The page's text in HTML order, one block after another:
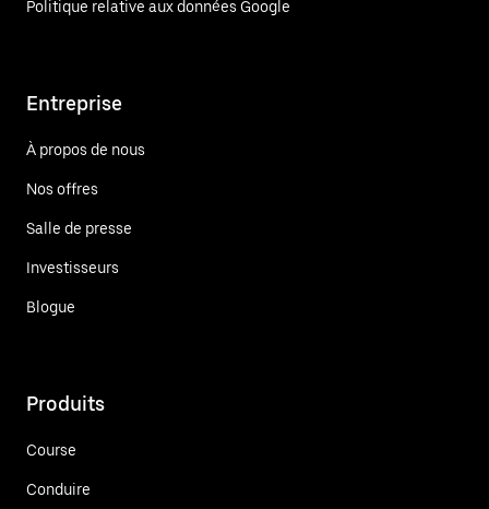
Politique relative aux données Google
Entreprise
À propos de nous
Nos offres
Salle de presse
Investisseurs
Blogue
Produits
Course
Conduire